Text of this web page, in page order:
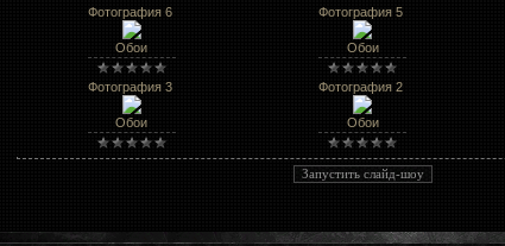
Фотография 6
Обои
Фотография 5
Обои
Фотография 3
Обои
Фотография 2
Обои